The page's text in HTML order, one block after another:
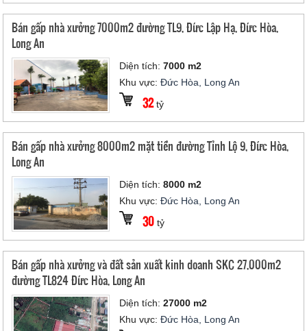
Bán gấp nhà xưởng 7000m2 đường TL9, Đức Lập Hạ, Đức Hòa,
Long An
Diện tích:7000 m2
Khu vực:Đức Hòa, Long An
32tỷ
Bán gấp nhà xưởng 8000m2 mặt tiền đường Tỉnh Lộ 9, Đức Hòa,
Long An
Diện tích:8000 m2
Khu vực:Đức Hòa, Long An
30 tỷ
Bán gấp nhà xưởng và đất sản xuất kinh doanh SKC 27,000m2
đường TL824 Đức Hòa, Long An
Diện tích:27000 m2
Khu vực:Đức Hòa, Long An